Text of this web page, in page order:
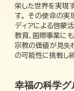
栄した世界を実現
す。 その使命の実
ディアによる啓蒙
教育、国際事業に
宗教の価値が見失
の可能性に挑戦し
幸福の科学グ